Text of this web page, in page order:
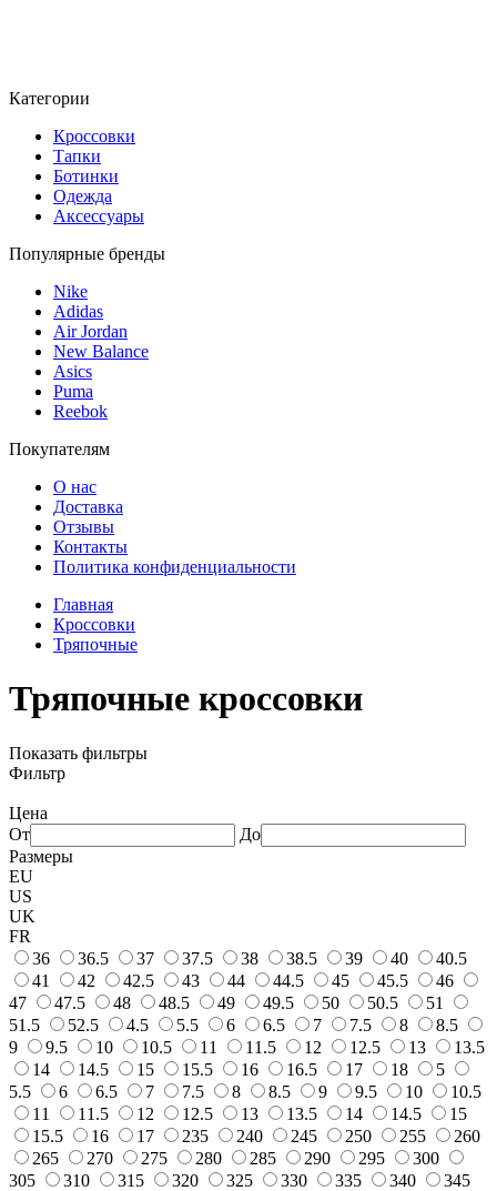
Категории
Кроссовки
Тапки
Ботинки
Одежда
Аксессуары
Популярные бренды
Nike
Adidas
Air Jordan
New Balance
Asics
Puma
Reebok
Покупателям
О нас
Доставка
Отзывы
Контакты
Политика конфиденциальности
Главная
Кроссовки
Тряпочные
Тряпочные кроссовки
Показать фильтры
Фильтр
Цена
От
До
Размеры
EU
US
UK
FR
36
36.5 37 37.5 38 38.5 39 40
40.5
41
42 42.5 43 44 44.5 45 45.5
46
47
47.5 48 48.5 49 49.5 50 50.5
51
51.5
52.5 4.5 5.5 6 6.5 7 7.5 8
8.5
9
9.5 10 10.5 11 11.5 12 12.5 13
13.5
14
14.5 15 15.5 16 16.5 17 18
5
5.5
6 6.5 7 7.5 8 8.5 9 9.5 10
10.5
11
11.5 12 12.5 13 13.5 14 14.5
15
15.5
16 17 235 240 245 250 255
260
265
270 275 280 285 290 295
300
305
310 315 320 325 330 335 340
345